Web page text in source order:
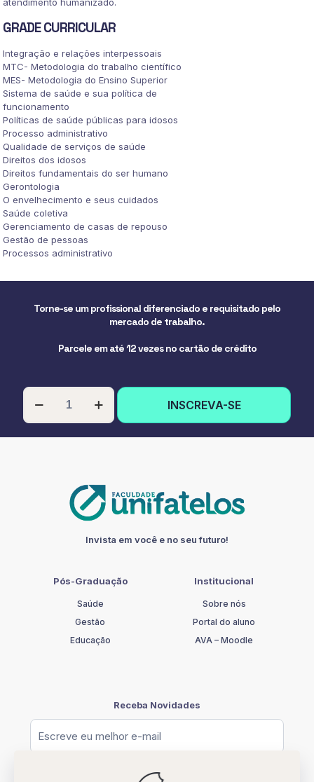
GRADE CURRICULAR
Integração e relações interpessoais
MTC- Metodologia do trabalho científico
MES- Metodologia do Ensino Superior
Sistema de saúde e sua política de
funcionamento
Políticas de saúde públicas para idosos
Processo administrativo
Qualidade de serviços de saúde
Direitos dos idosos
Direitos fundamentais do ser humano
Gerontologia
O envelhecimento e seus cuidados
Saúde coletiva
Gerenciamento de casas de repouso
Gestão de pessoas
Processos administrativo
Torne-se um profissional diferenciado e requisitado pelo
mercado de trabalho.
Parcele em até 12 vezes no cartão de crédito
PÓS-
GRADUAÇÃO
EM
INSCREVA-SE
Invista em você e no seu futuro!
Pós-Graduação
Saúde
Gestão
Educação
Institucional
Sobre nós
Portal do aluno
AVA – Moodle
Receba Novidades